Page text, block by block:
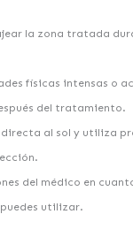
la zona tratada
físicas intensas o
del tratamiento.
directa al sol y utiliza
del médico en
utilizar.